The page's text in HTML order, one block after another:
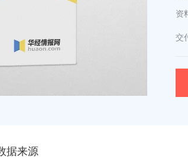
资
交
据来源